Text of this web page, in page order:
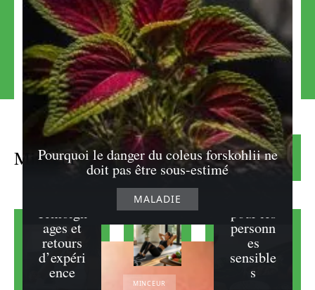
Pourquoi le danger du coleus forskohlii ne
doit pas être sous-estimé
MALADIE
Minceur Lire la suite
L’avis de
la
protéine
whey
pour
maigrir
Témoign
ages et
retours
d’expéri
ence
MINCEUR
Les
aliments
à éviter
avec
l’histam
pour les
personn
es
sensible
s